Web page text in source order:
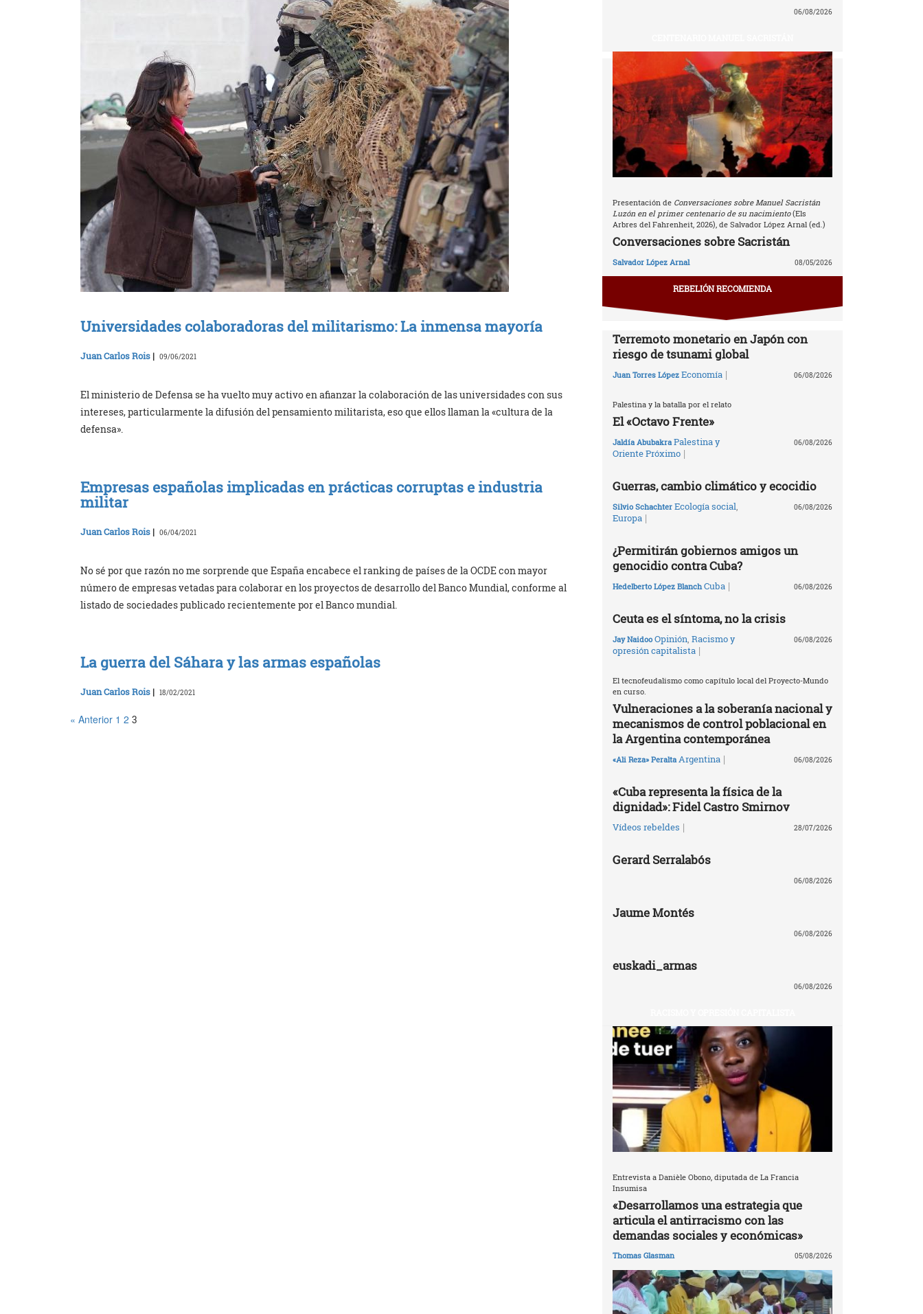
Universidades colaboradoras del militarismo: La inmensa mayoría
Juan Carlos Rois | 09/06/2021
El ministerio de Defensa se ha vuelto muy activo en afianzar la colaboración de las universidades con sus
intereses, particularmente la difusión del pensamiento militarista, eso que ellos llaman la «cultura de la
defensa».
Empresas españolas implicadas en prácticas corruptas e industria
militar
Juan Carlos Rois | 06/04/2021
No sé por que razón no me sorprende que España encabece el ranking de países de la OCDE con mayor
número de empresas vetadas para colaborar en los proyectos de desarrollo del Banco Mundial, conforme al
listado de sociedades publicado recientemente por el Banco mundial.
La guerra del Sáhara y las armas españolas
Juan Carlos Rois | 18/02/2021
« Anterior 1 2 3
06/08/2026
Presentación de Conversaciones sobre Manuel Sacristán
Luzón en el primer centenario de su nacimiento(Els
Arbres del Fahrenheit, 2026), de Salvador López Arnal (ed.)
Conversaciones sobre Sacristán
Salvador López Arnal 08/05/2026
REBELIÓN RECOMIENDA
Terremoto monetario en Japón con
riesgo de tsunami global
Juan Torres López Economía | 06/08/2026
Palestina y la batalla por el relato
El «Octavo Frente»
Jaldía Abubakra Palestina y
Oriente Próximo |
06/08/2026
Guerras, cambio climático y ecocidio
Silvio Schachter Ecología social
Europa |
06/08/2026
¿Permitirán gobiernos amigos un
genocidio contra Cuba?
Hedelberto López Blanch Cuba | 06/08/2026
Ceuta es el síntoma, no la crisis
Jay Naidoo Opinión Racismo y
opresión capitalista |
06/08/2026
El tecnofeudalismo como capítulo local del Proyecto-Mundo
en curso.
Vulneraciones a la soberanía nacional y
mecanismos de control poblacional en
la Argentina contemporánea
«Ali Reza» Peralta Argentina | 06/08/2026
«Cuba representa la física de la
dignidad»: Fidel Castro Smirnov
Vídeos rebeldes | 28/07/2026
Gerard Serralabós
06/08/2026
Jaume Montés
06/08/2026
euskadi_armas
06/08/2026
Entrevista a Danièle Obono, diputada de La Francia
Insumisa
«Desarrollamos una estrategia que
articula el antirracismo con las
demandas sociales y económicas»
Thomas Glasman 05/08/2026